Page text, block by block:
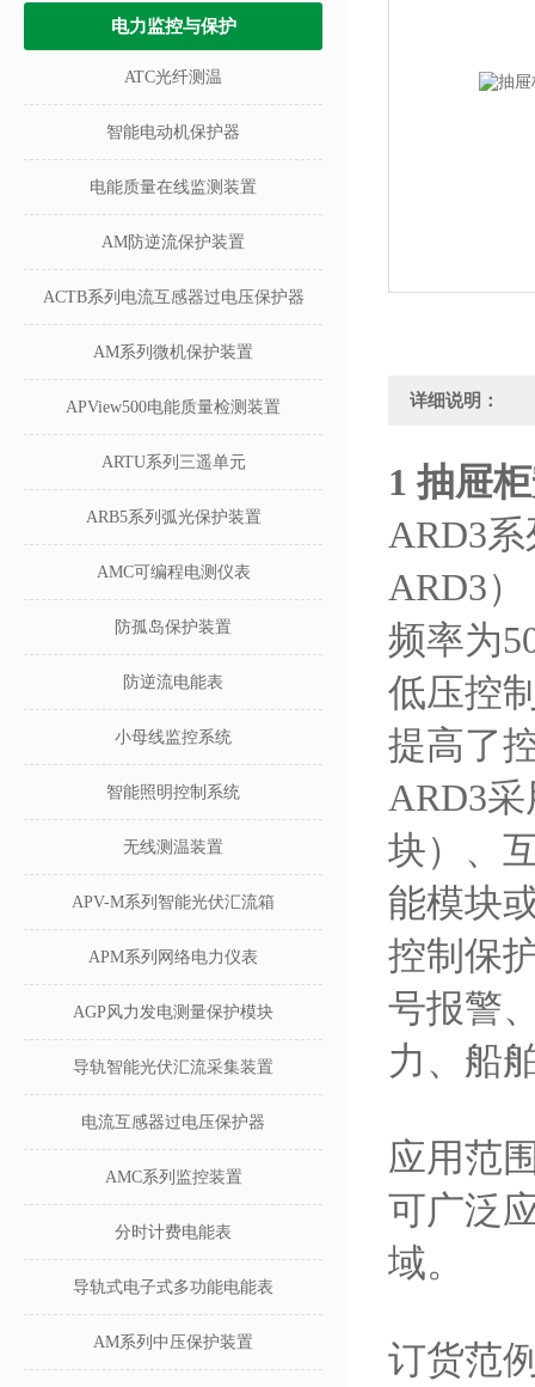
电力监控与保护
ATC光纤测温
智能电动机保护器
电能质量在线监测装置
AM防逆流保护装置
ACTB系列电流互感器过电压保护器
AM系列微机保护装置
APView500电能质量检测装置
ARTU系列三遥单元
ARB5系列弧光保护装置
AMC可编程电测仪表
防孤岛保护装置
防逆流电能表
小母线监控系统
智能照明控制系统
无线测温装置
APV-M系列智能光伏汇流箱
APM系列网络电力仪表
AGP风力发电测量保护模块
导轨智能光伏汇流采集装置
电流互感器过电压保护器
AMC系列监控装置
分时计费电能表
导轨式电子式多功能电能表
AM系列中压保护装置
详细说明：
1抽屉
ARD3系
ARD3
频率为
低压控
提高了
ARD3
块）、
能模块
控制保
号报警
力、船
应用范
可广泛
域。
订货范